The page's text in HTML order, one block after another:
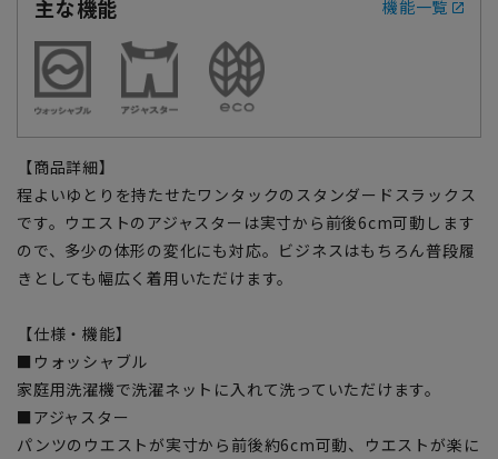
主な機能 機能一覧
【商品詳細】
程よいゆとりを持たせたワンタックのスタンダードスラックス
です。ウエストのアジャスターは実寸から前後6cm可動します
ので、多少の体形の変化にも対応。ビジネスはもちろん普段履
きとしても幅広く着用いただけます。
【仕様・機能】
■ウォッシャブル
家庭用洗濯機で洗濯ネットに入れて洗っていただけます。
■アジャスター
パンツのウエストが実寸から前後約6cm可動、ウエストが楽に